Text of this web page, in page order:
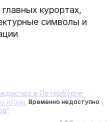
курортах,
символы и
Временно недоступно
6 дней